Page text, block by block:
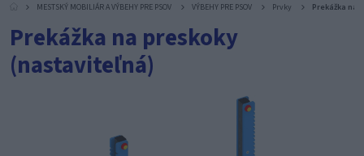
MESTSKÝ MOBILIÁR A VÝBEHY PRE PSOV VÝBEHY PRE PSOV Prvky Prekážka na
Prekážka na preskoky
(nastaviteľná)